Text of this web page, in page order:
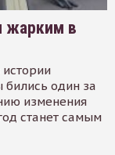
жарким в
один за
изменения
станет самым